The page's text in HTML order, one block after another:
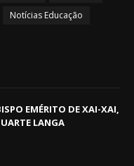
Notícias Educação
EMÉRITO DE XAI-XAI,
LANGA